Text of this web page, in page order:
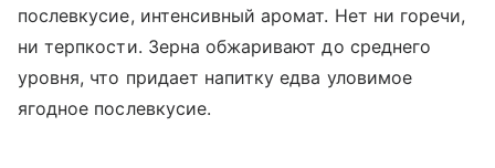
послевкусие, интенсивный аромат. Нет ни горечи,
ни терпкости. Зерна обжаривают до среднего
уровня, что придает напитку едва уловимое
ягодное послевкусие.